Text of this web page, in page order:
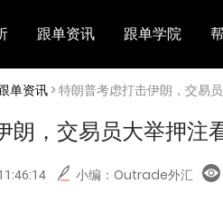
跟单资讯 跟单学院
单资讯> 特朗普考虑打击伊朗，交易
朗，交易员大举押注
小编：Outrade外汇